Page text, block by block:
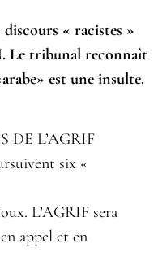
« racistes »
Le tribunal reconnaît
est une insulte.
DE L’AGRIF
six «
L’AGRIF sera
appel et en